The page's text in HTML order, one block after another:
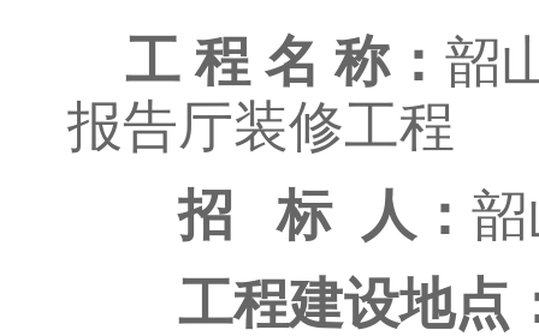
工 程 名 称： 韶
报告厅装修工程
招 标 人：
工程建设地点